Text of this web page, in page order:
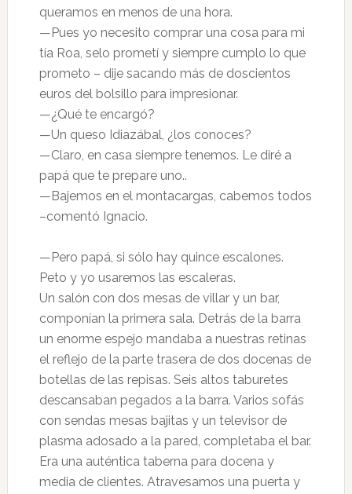
queramos en menos de una hora.
—Pues yo necesito comprar una cosa para mi
tía Roa, selo prometí y siempre cumplo lo que
prometo – dije sacando más de doscientos
euros del bolsillo para impresionar.
—¿Qué te encargó?
—Un queso Idiazábal, ¿los conoces?
—Claro, en casa siempre tenemos. Le diré a
papá que te prepare uno..
—Bajemos en el montacargas, cabemos todos
–comentó Ignacio.
—Pero papá, si sólo hay quince escalones.
Peto y yo usaremos las escaleras.
Un salón con dos mesas de villar y un bar,
componían la primera sala. Detrás de la barra
un enorme espejo mandaba a nuestras retinas
el reflejo de la parte trasera de dos docenas de
botellas de las repisas. Seis altos taburetes
descansaban pegados a la barra. Varios sofás
con sendas mesas bajitas y un televisor de
plasma adosado a la pared, completaba el bar.
Era una auténtica taberna para docena y
media de clientes. Atravesamos una puerta y